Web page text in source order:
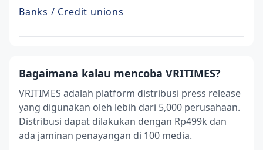
Banks / Credit unions
Bagaimana kalau mencoba VRITIMES?
VRITIMES adalah platform distribusi press release
yang digunakan oleh lebih dari 5,000 perusahaan.
Distribusi dapat dilakukan dengan Rp499k dan
ada jaminan penayangan di 100 media.